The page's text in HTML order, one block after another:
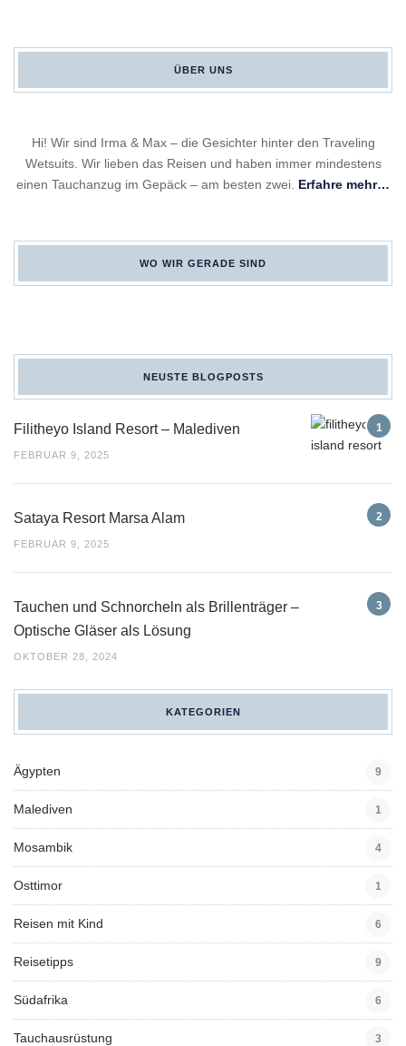
ÜBER UNS
Hi! Wir sind Irma & Max – die Gesichter hinter den Traveling
Wetsuits. Wir lieben das Reisen und haben immer mindestens
einen Tauchanzug im Gepäck – am besten zwei. Erfahre mehr…
WO WIR GERADE SIND
NEUSTE BLOGPOSTS
Filitheyo Island Resort – Malediven
FEBRUAR 9, 2025
Sataya Resort Marsa Alam
FEBRUAR 9, 2025
Tauchen und Schnorcheln als Brillenträger –
Optische Gläser als Lösung
OKTOBER 28, 2024
KATEGORIEN
Ägypten 9
Malediven 1
Mosambik 4
Osttimor 1
Reisen mit Kind 6
Reisetipps 9
Südafrika 6
Tauchausrüstung 3